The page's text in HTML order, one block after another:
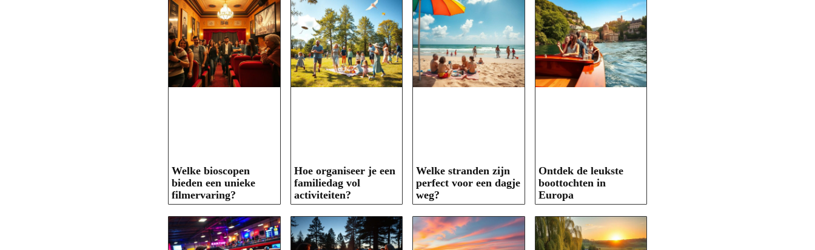
Welke bioscopen
bieden een unieke
filmervaring?
Hoe organiseer je een
familiedag vol
activiteiten?
Welke stranden zijn
perfect voor een dagje
weg?
Ontdek de leukste
boottochten in
Europa